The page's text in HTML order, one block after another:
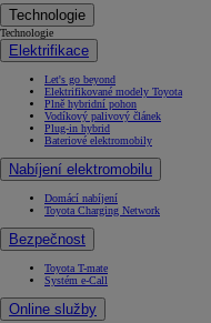
Technologie
Technologie
Elektrifikace
Let's go beyond
Elektrifikované modely Toyota
Plně hybridní pohon
Vodíkový palivový článek
Plug-in hybrid
Bateriové elektromobily
Nabíjení elektromobilu
Domácí nabíjení
Toyota Charging Network
Bezpečnost
Toyota T-mate
Systém e-Call
Online služby